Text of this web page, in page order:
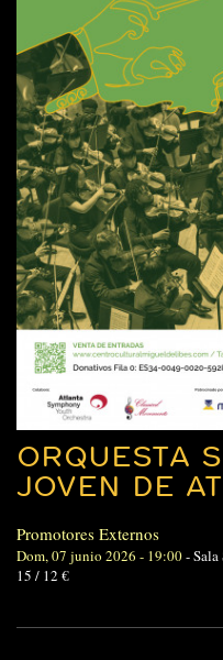
ORQUESTA
JOVEN DE
Promotores Externos
Dom, 07 junio 2026 - 19:00-
15 / 12 €